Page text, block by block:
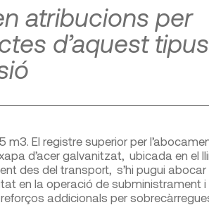
atribucions per
d’aquest tipus
m3 . El registre superior per
d’acer galvanitzat, ubicada en el
des del transport, s’hi pugui abocar
en la operació de subministrament
addicionals per